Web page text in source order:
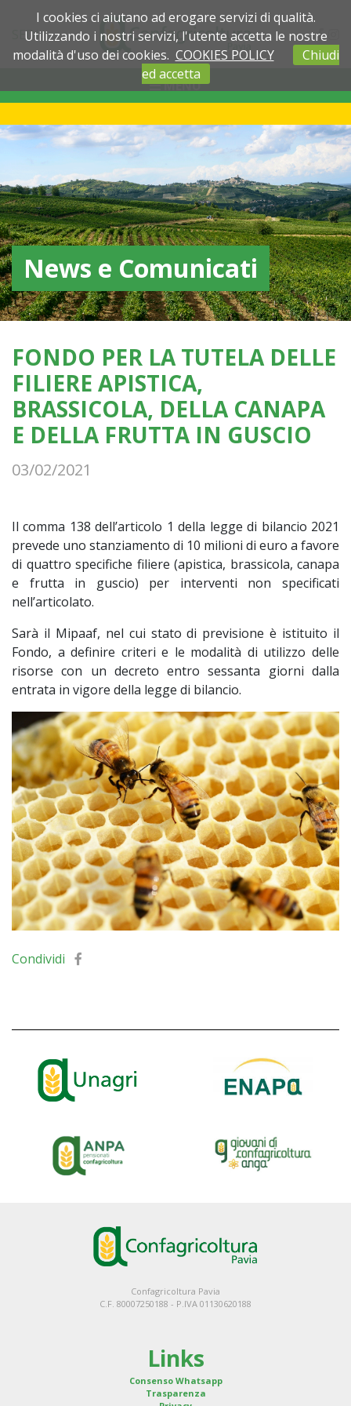
SEDI
MENU
News e Comunicati
FONDO PER LA TUTELA DELLE
FILIERE APISTICA,
BRASSICOLA, DELLA CANAPA
E DELLA FRUTTA IN GUSCIO
03/02/2021
Il comma 138 dell’articolo 1 della legge di bilancio 2021
prevede uno stanziamento di 10 milioni di euro a favore
di quattro specifiche filiere (apistica, brassicola, canapa
e frutta in guscio) per interventi non specificati
nell’articolato.
Sarà il Mipaaf, nel cui stato di previsione è istituito il
Fondo, a definire criteri e le modalità di utilizzo delle
risorse con un decreto entro sessanta giorni dalla
entrata in vigore della legge di bilancio.
Condividi
Confagricoltura Pavia
C.F. 80007250188 - P.IVA 01130620188
Links
Consenso Whatsapp
Trasparenza
I cookies ci aiutano ad erogare servizi di qualità.
Utilizzando i nostri servizi, l'utente accetta le nostre
modalità d'uso dei cookies. COOKIES POLICY
Chiudi
ed accetta